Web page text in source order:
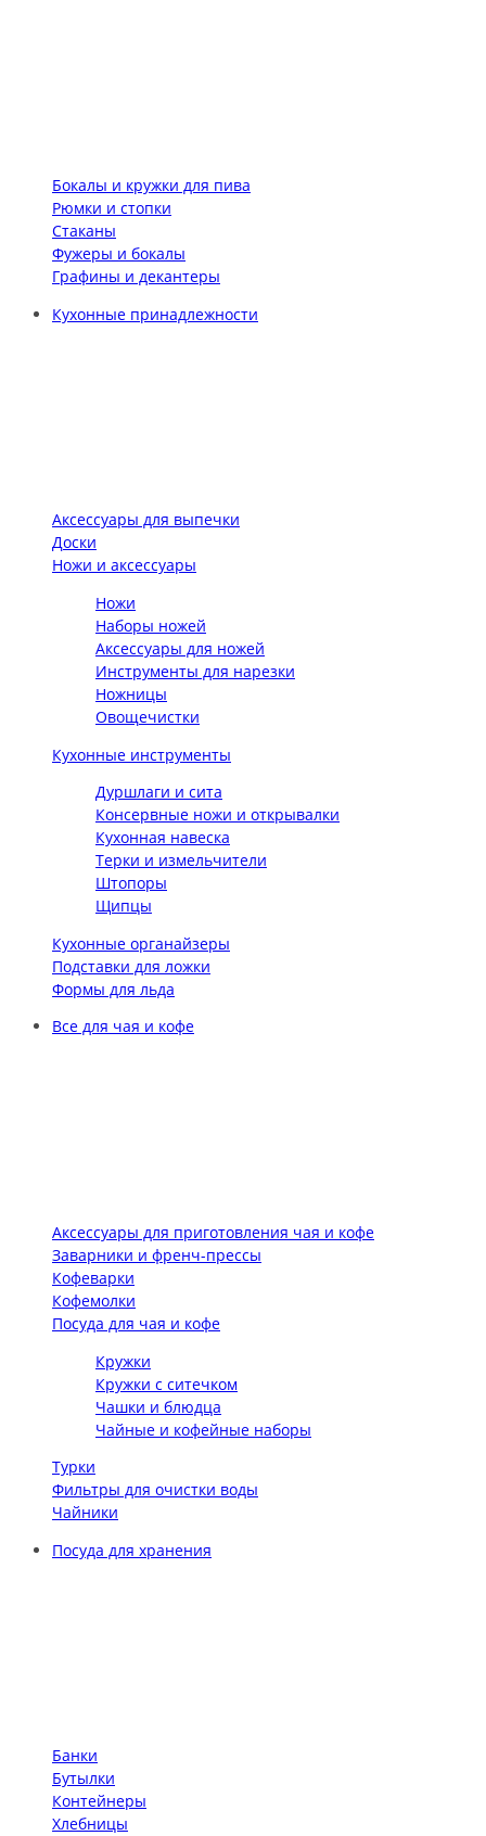
Бокалы и кружки для пива
Рюмки и стопки
Стаканы
Фужеры и бокалы
Графины и декантеры
Кухонные принадлежности
Аксессуары для выпечки
Доски
Ножи и аксессуары
Ножи
Наборы ножей
Аксессуары для ножей
Инструменты для нарезки
Ножницы
Овощечистки
Кухонные инструменты
Дуршлаги и сита
Консервные ножи и открывалки
Кухонная навеска
Терки и измельчители
Штопоры
Щипцы
Кухонные органайзеры
Подставки для ложки
Формы для льда
Все для чая и кофе
Аксессуары для приготовления чая и кофе
Заварники и френч-прессы
Кофеварки
Кофемолки
Посуда для чая и кофе
Кружки
Кружки с ситечком
Чашки и блюдца
Чайные и кофейные наборы
Турки
Фильтры для очистки воды
Чайники
Посуда для хранения
Банки
Бутылки
Контейнеры
Хлебницы